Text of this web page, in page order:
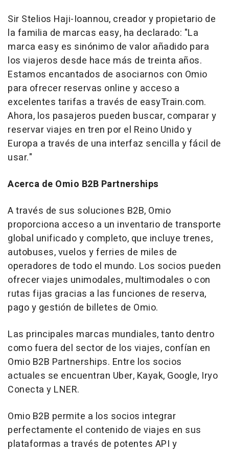
Sir Stelios Haji-Ioannou, creador y propietario de
la familia de marcas easy, ha declarado: "La
marca easy es sinónimo de valor añadido para
los viajeros desde hace más de treinta años.
Estamos encantados de asociarnos con Omio
para ofrecer reservas online y acceso a
excelentes tarifas a través de easyTrain.com.
Ahora, los pasajeros pueden buscar, comparar y
reservar viajes en tren por el Reino Unido y
Europa a través de una interfaz sencilla y fácil de
usar."
Acerca de Omio B2B Partnerships
A través de sus soluciones B2B, Omio
proporciona acceso a un inventario de transporte
global unificado y completo, que incluye trenes,
autobuses, vuelos y ferries de miles de
operadores de todo el mundo. Los socios pueden
ofrecer viajes unimodales, multimodales o con
rutas fijas gracias a las funciones de reserva,
pago y gestión de billetes de Omio.
Las principales marcas mundiales, tanto dentro
como fuera del sector de los viajes, confían en
Omio B2B Partnerships. Entre los socios
actuales se encuentran Uber, Kayak, Google, Iryo
Conecta y LNER.
Omio B2B permite a los socios integrar
perfectamente el contenido de viajes en sus
plataformas a través de potentes API y